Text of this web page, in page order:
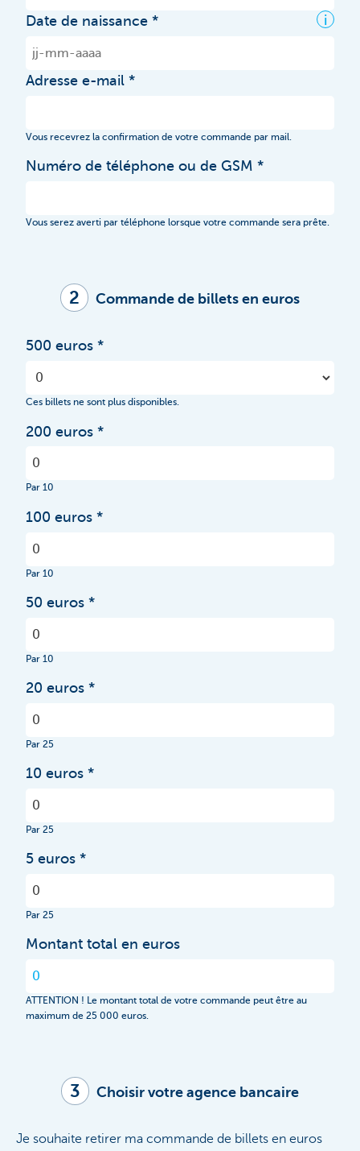
Date de naissance i
Adresse e-mail
Vous recevrez la confirmation de votre commande par mail.
Numéro de téléphone ou de GSM
Vous serez averti par téléphone lorsque votre commande sera prête.
2 Commande de billets en euros
500 euros
Ces billets ne sont plus disponibles.
200 euros
Par 10
100 euros
Par 10
50 euros
Par 10
20 euros
Par 25
10 euros
Par 25
5 euros
Par 25
Montant total en euros
ATTENTION ! Le montant total de votre commande peut être au
maximum de 25 000 euros.
3 Choisir votre agence bancaire
Je souhaite retirer ma commande de billets en euros